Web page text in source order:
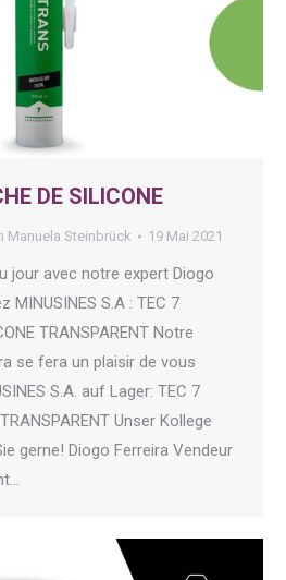
DE SILICONE
Manuela Steinbrück 19 Mai 2021
jour avec notre expert Diogo
MINUSINES S.A : TEC 7
TRANSPARENT Notre
se fera un plaisir de vous
S.A. auf Lager: TEC 7
Unser Kollege
gerne! Diogo Ferreira Vendeur